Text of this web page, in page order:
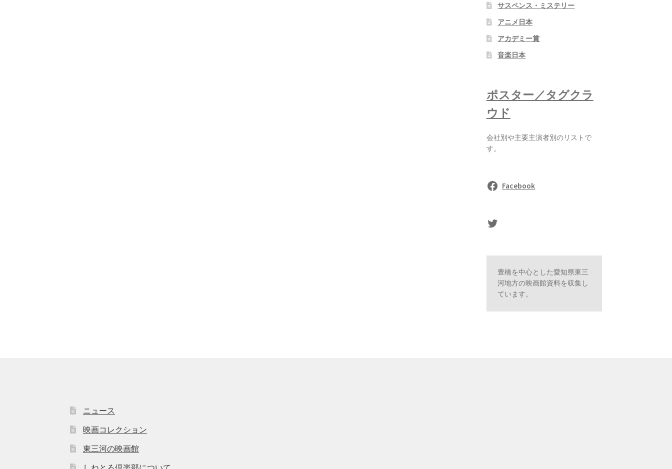
サスペンス・ミステリー
アニメ日本
アカデミー賞
音楽日本
ポスター／タグクラ
ウド
会社別や主要主演者別のリストで
す。
Facebook
sasaki's Twitter
豊橋を中心とした愛知県東三
河地方の映画館資料を収集し
ています。
ニュース
映画コレクション
東三河の映画館